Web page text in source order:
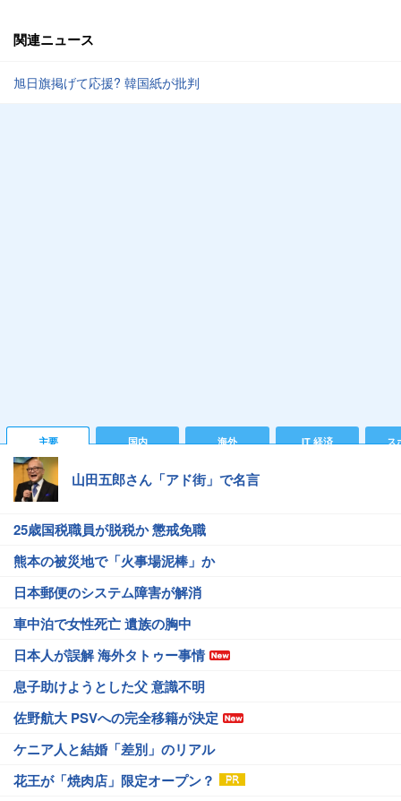
関連ニュース
旭日旗掲げて応援? 韓国紙が批判
主要 国内 海外 IT 経済 ス
山田五郎さん「アド街」で名言
25歳国税職員が脱税か 懲戒免職
熊本の被災地で「火事場泥棒」か
日本郵便のシステム障害が解消
車中泊で女性死亡 遺族の胸中
日本人が誤解 海外タトゥー事情
息子助けようとした父 意識不明
佐野航大 PSVへの完全移籍が決定
ケニア人と結婚「差別」のリアル
花王が「焼肉店」限定オープン？